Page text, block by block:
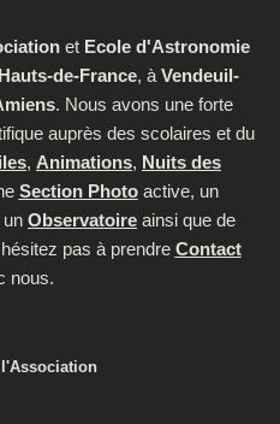
et Ecole d'Astronomie
Hauts-de-France, à Vendeuil-
. Nous avons une forte
auprès des scolaires et du
, Animations, Nuits des
Section Photoactive, un
un Observatoire ainsi que de
pas à prendre Contact
nous.